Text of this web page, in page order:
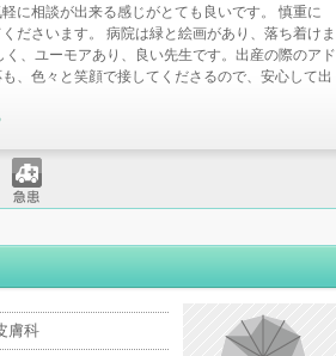
に相談が出来る感じがとても良いです。 慎重に
ださいます。 病院は緑と絵画があり、落ち着けま
、ユーモアあり、良い先生です。出産の際のアド
、色々と笑顔で接してくださるので、安心して出
急患
膚科